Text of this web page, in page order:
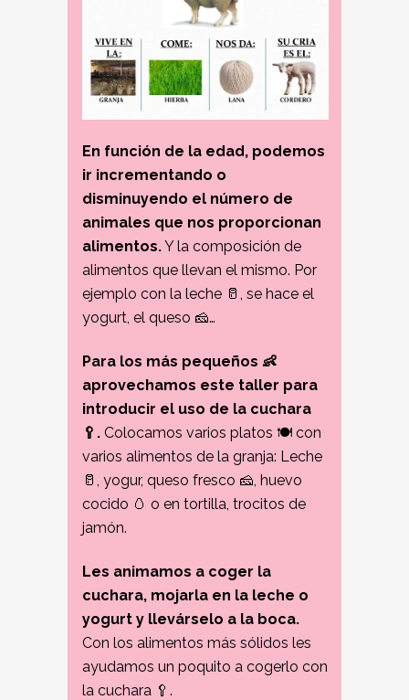
En función de la edad, podemos
ir incrementando o
disminuyendo el número de
animales que nos proporcionan
alimentos.Y la composición de
alimentos que llevan el mismo. Por
ejemplo con la leche 🥛, se hace el
yogurt, el queso 🧀…
Para los más pequeños 👶
aprovechamos este taller para
introducir el uso de la cuchara
🥄. Colocamos varios platos 🍽 con
varios alimentos de la granja: Leche
🥛, yogur, queso fresco 🧀, huevo
cocido 🥚 o en tortilla, trocitos de
jamón.
Les animamos a coger la
cuchara, mojarla en la leche o
yogurt y llevárselo a la boca.
Con los alimentos más sólidos les
ayudamos un poquito a cogerlo con
la cuchara 🥄.